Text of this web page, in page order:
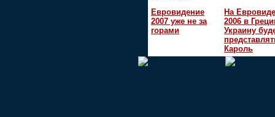
Евровидение
2007 уже не за
горами
На
2006 в
Украину
Кароль